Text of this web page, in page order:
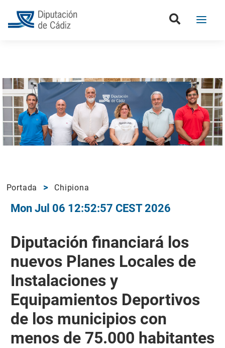
Portada Chipiona
Mon Jul 06 12:52:57 CEST 2026
Diputación financiará los
nuevos Planes Locales de
Instalaciones y
Equipamientos Deportivos
de los municipios con
menos de 75.000 habitantes